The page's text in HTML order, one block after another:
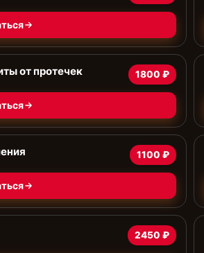
от протечек 1800 ₽
1100 ₽
2450 ₽